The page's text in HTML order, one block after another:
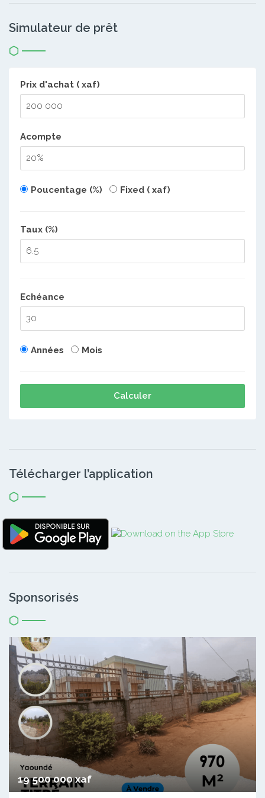
Simulateur de prêt
Prix d'achat ( xaf)
Acompte
Poucentage (%) Fixed ( xaf)
Taux (%)
Echéance
Années Mois
Calculer
Télécharger l’application
Sponsorisés
19 500 000 xaf